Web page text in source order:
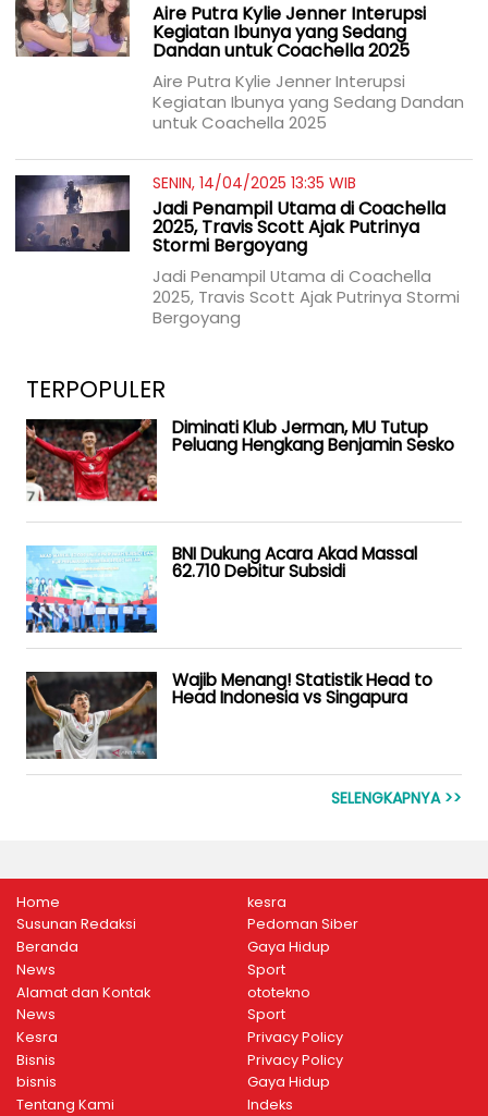
Aire Putra Kylie Jenner Interupsi
Kegiatan Ibunya yang Sedang
Dandan untuk Coachella 2025
Aire Putra Kylie Jenner Interupsi
Kegiatan Ibunya yang Sedang Dandan
untuk Coachella 2025
SENIN, 14/04/2025 13:35 WIB
Jadi Penampil Utama di Coachella
2025, Travis Scott Ajak Putrinya
Stormi Bergoyang
Jadi Penampil Utama di Coachella
2025, Travis Scott Ajak Putrinya Stormi
Bergoyang
TERPOPULER
Diminati Klub Jerman, MU Tutup
Peluang Hengkang Benjamin Sesko
BNI Dukung Acara Akad Massal
62.710 Debitur Subsidi
Wajib Menang! Statistik Head to
Head Indonesia vs Singapura
SELENGKAPNYA >>
Home
Susunan Redaksi
Beranda
News
Alamat dan Kontak
News
Kesra
Bisnis
bisnis
Tentang Kami
kesra
Pedoman Siber
Gaya Hidup
Sport
ototekno
Sport
Privacy Policy
Privacy Policy
Gaya Hidup
Indeks